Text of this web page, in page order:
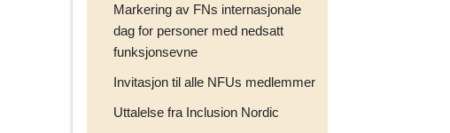
Markering av FNs internasjonale
dag for personer med nedsatt
funksjonsevne
Invitasjon til alle NFUs medlemmer
Uttalelse fra Inclusion Nordic